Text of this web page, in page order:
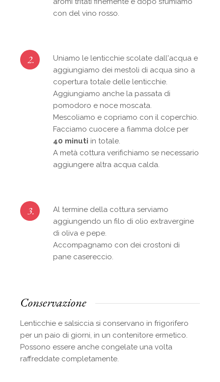
con del vino rosso.
2.
Uniamo le lenticchie scolate dall'acqua e
aggiungiamo dei mestoli di acqua sino a
copertura totale delle lenticchie.
Aggiungiamo anche la passata di
pomodoro e noce moscata.
Mescoliamo e copriamo con il coperchio.
Facciamo cuocere a fiamma dolce per
40 minuti in totale.
A metà cottura verifichiamo se necessario
aggiungere altra acqua calda.
3.
Al termine della cottura serviamo
aggiungendo un filo di olio extravergine
di oliva e pepe.
Accompagnamo con dei crostoni di
pane casereccio.
Conservazione
Lenticchie e salsiccia si conservano in frigorifero
per un paio di giorni, in un contenitore ermetico.
Possono essere anche congelate una volta
raffreddate completamente.